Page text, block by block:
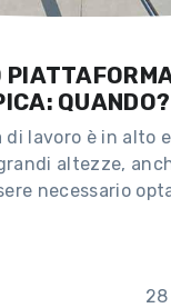
QUANDO?
di lavoro è in alto
altezze,
necessario